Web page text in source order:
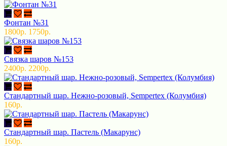
Фонтан №31
1800р. 1750р.
Связка шаров №153
2400р. 2200р.
Стандартный шар. Нежно-розовый, Sempertex (Колумбия)
160р.
Стандартный шар. Пастель (Макарунс)
160р.